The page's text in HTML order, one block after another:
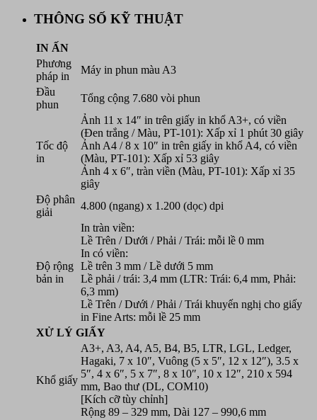
THÔNG SỐ KỸ THUẬT
IN ẤN
Phương
pháp in
Máy in phun màu A3
Đầu
phun
Tổng cộng 7.680 vòi phun
Tốc độ
in
Ảnh 11 x 14″ in trên giấy in khổ A3+, có viền
(Đen trắng / Màu, PT-101): Xấp xỉ 1 phút 30 giây
Ảnh A4 / 8 x 10″ in trên giấy in khổ A4, có viền
(Màu, PT-101): Xấp xỉ 53 giây
Ảnh 4 x 6″, tràn viền (Màu, PT-101): Xấp xỉ 35
giây
Độ phân
giải
4.800 (ngang) x 1.200 (dọc) dpi
Độ rộng
bản in
In tràn viền:
Lề Trên / Dưới / Phải / Trái: mỗi lề 0 mm
In có viền:
Lề trên 3 mm / Lề dưới 5 mm
Lề phải / trái: 3,4 mm (LTR: Trái: 6,4 mm, Phải:
6,3 mm)
Lề Trên / Dưới / Phải / Trái khuyến nghị cho giấy
in Fine Arts: mỗi lề 25 mm
XỬ LÝ GIẤY
Khổ giấy
A3+, A3, A4, A5, B4, B5, LTR, LGL, Ledger,
Hagaki, 7 x 10″, Vuông (5 x 5″, 12 x 12″), 3.5 x
5″, 4 x 6″, 5 x 7″, 8 x 10″, 10 x 12″, 210 x 594
mm, Bao thư (DL, COM10)
[Kích cỡ tùy chỉnh]
Rộng 89 – 329 mm, Dài 127 – 990,6 mm